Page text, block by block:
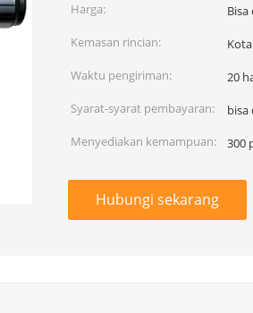
Harga:
Kemasan rincian:
Waktu pengiriman:
20
Syarat-syarat pembayaran:
bisa
Menyediakan kemampuan:
300
Hubungi sekarang